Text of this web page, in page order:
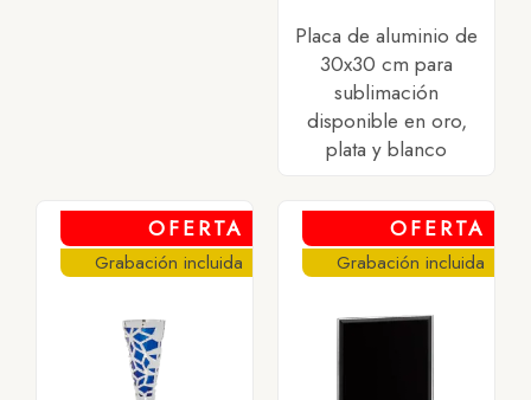
Placa de aluminio de
30x30 cm para
sublimación
disponible en oro,
plata y blanco
OFERTA
Grabación incluida
OFERTA
Grabación incluida